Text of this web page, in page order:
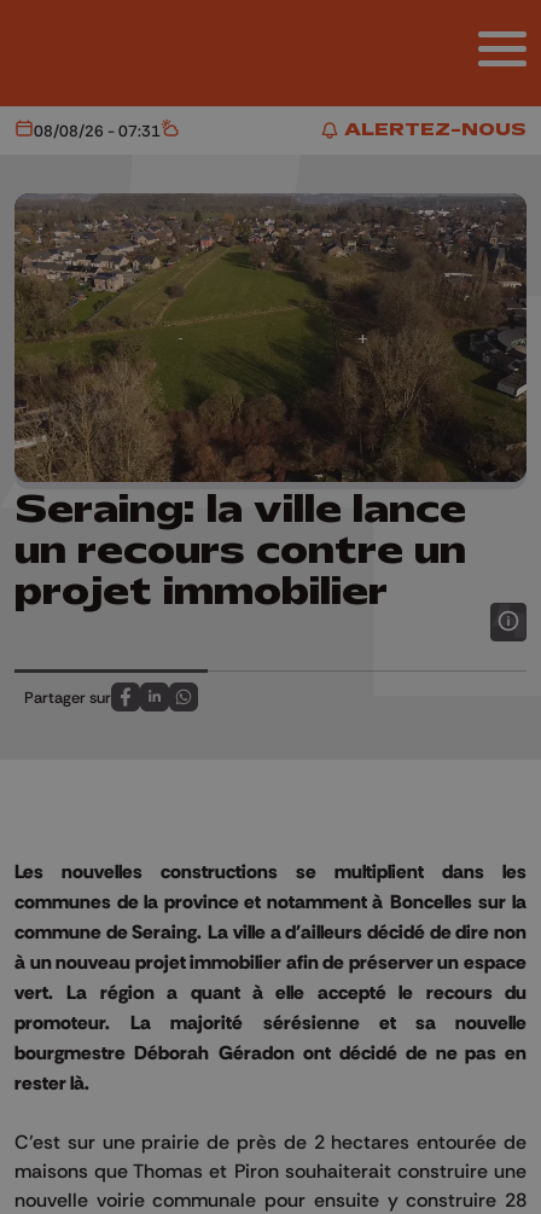
ALERTEZ-NOUS
ALERTEZ-NOUS
Aujourd'hui
08/08/26 - 07:31 Météo
Seraing: la ville lance
un recours contre un
projet immobilier
Partager sur
Partagez sur FaceBook
Partagez sur LinkedIn
Partagez sur Whatsapp
Les nouvelles constructions se multiplient dans les
communes de la province et notamment à Boncellessur la
commune de Seraing. La ville a d'ailleurs décidé de dire non
à un nouveau projet immobilier afin de préserver un espace
vert. La région a quant à elle accepté le recours du
promoteur. La majorité sérésienneet sa nouvelle
bourgmestre Déborah Géradonont décidé de ne pas en
rester là.
C’est sur une prairie de près de 2 hectares entourée de
maisons que Thomas et Piron souhaiteraitconstruire une
nouvelle voirie communale pour ensuite y construire 28